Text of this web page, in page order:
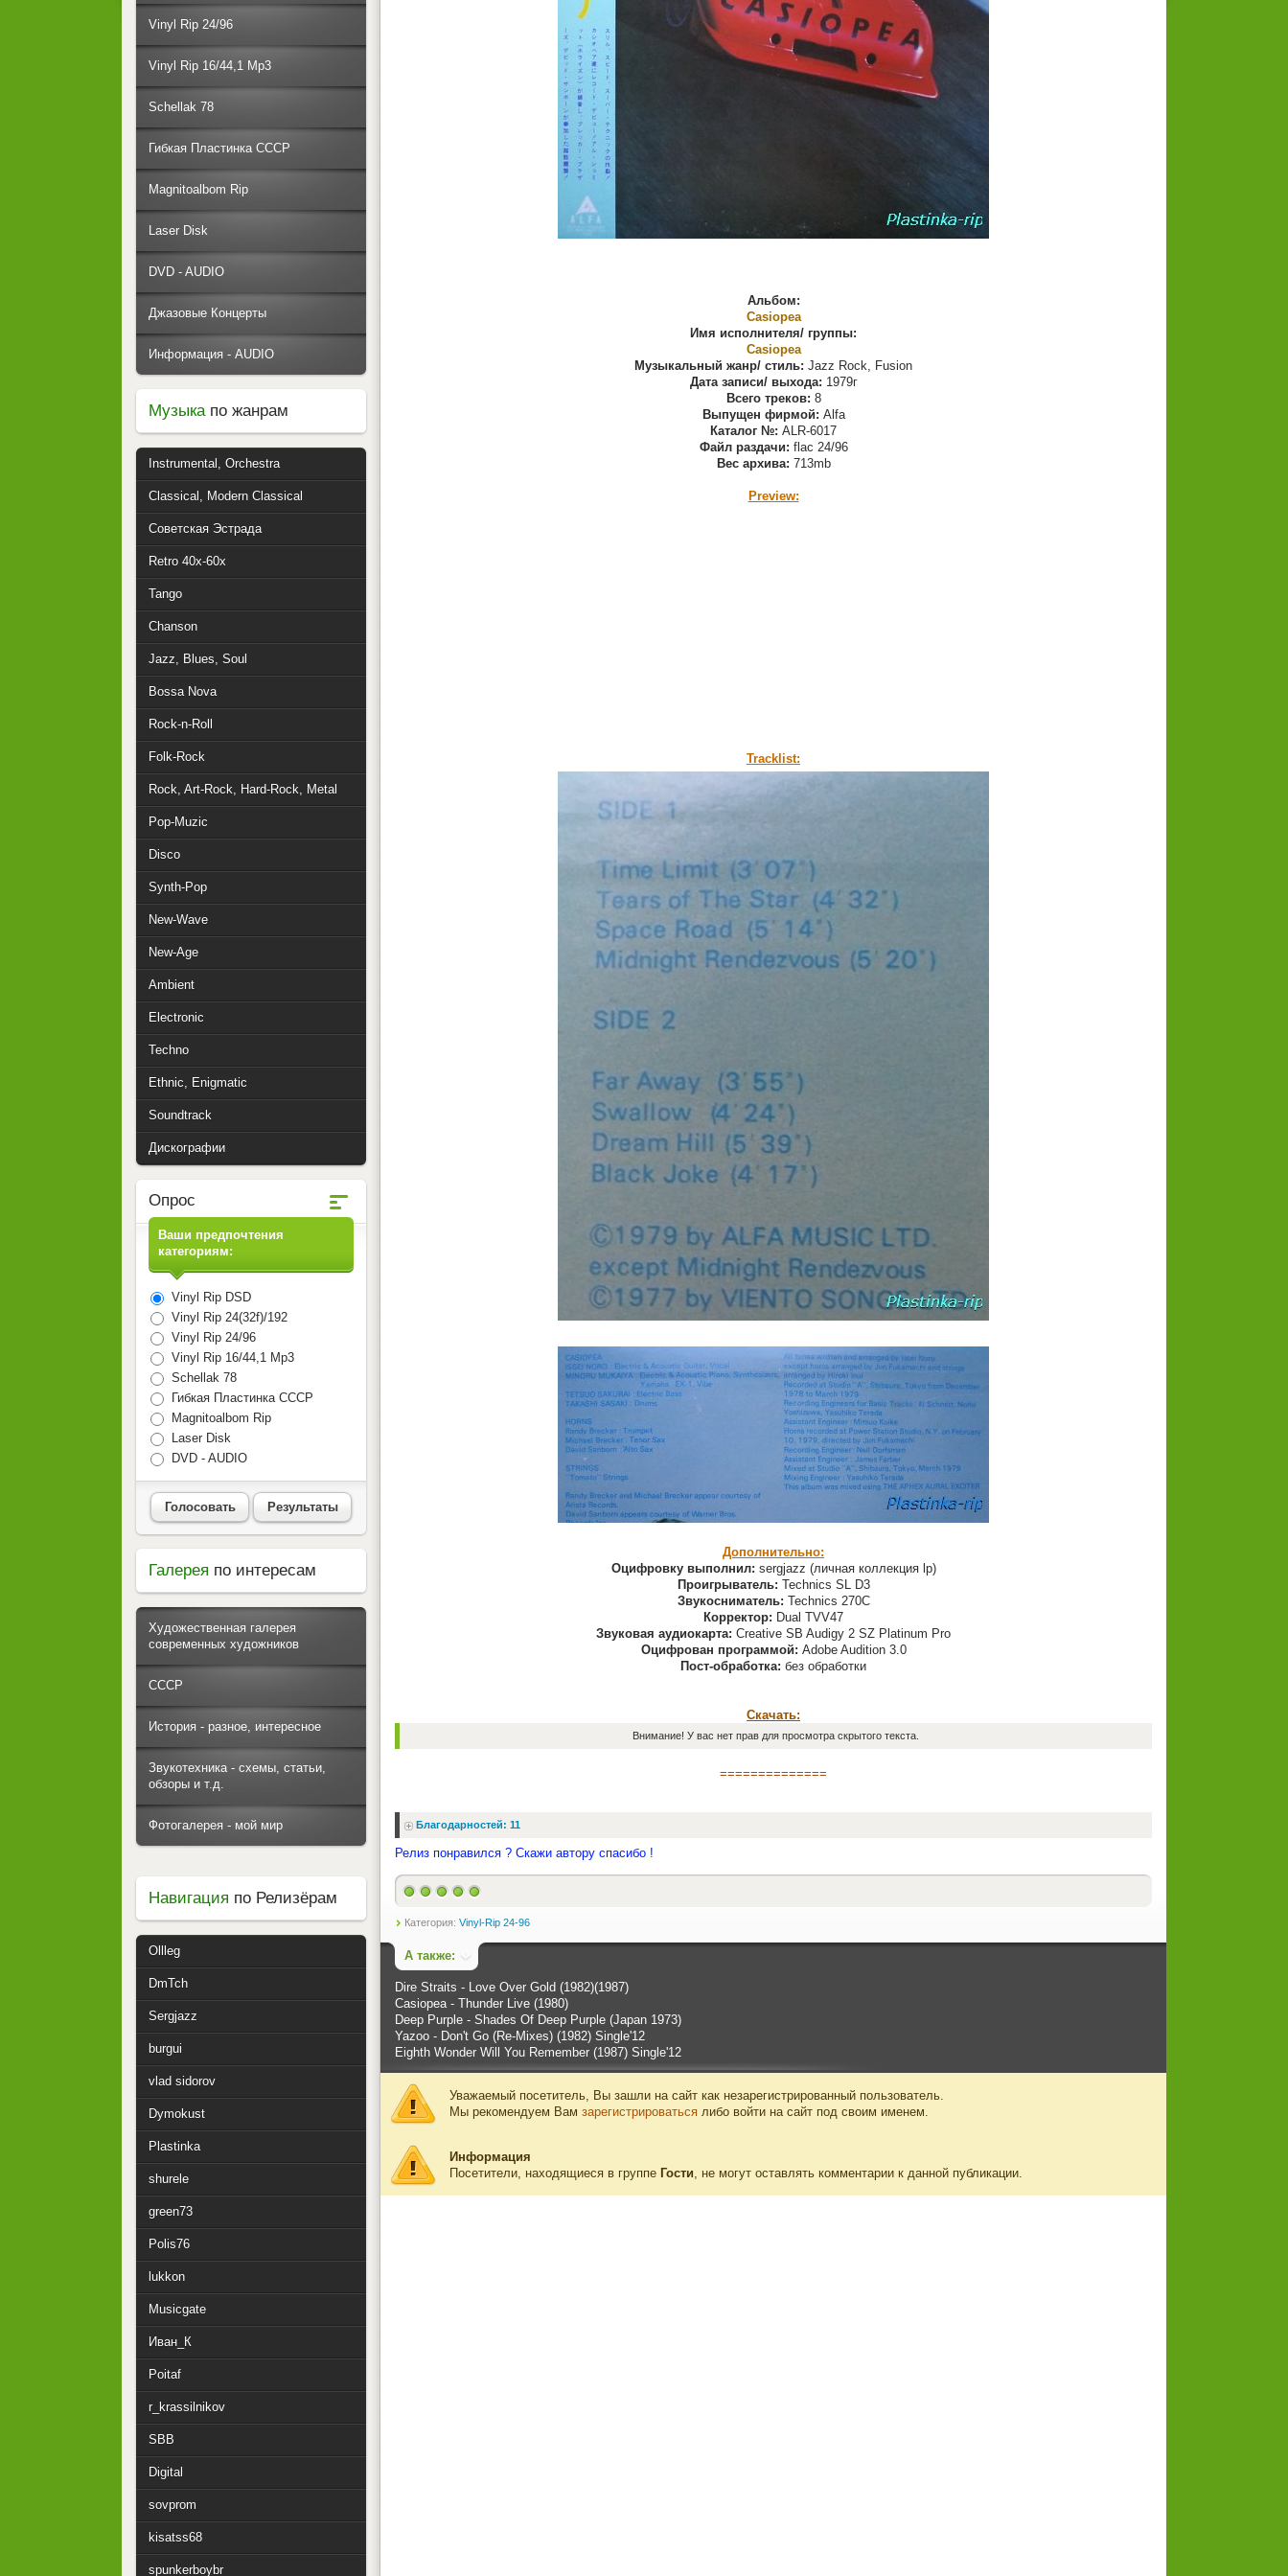
Альбом:
Casiopea
Имя исполнителя/ группы:
Casiopea
Музыкальный жанр/ стиль: Jazz Rock, Fusion
Дата записи/ выхода: 1979г
Всего треков: 8
Выпущен фирмой: Alfa
Каталог №: ALR-6017
Файл раздачи: flac 24/96
Вес архива: 713mb
Preview:
Tracklist:
Дополнительно:
Оцифровку выполнил: sergjazz (личная коллекция lp)
Проигрыватель: Technics SL D3
Звукосниматель: Technics 270C
Корректор: Dual TVV47
Звуковая аудиокарта: Creative SB Audigy 2 SZ Platinum Pro
Оцифрован программой: Adobe Audition 3.0
Пост-обработка: без обработки
Скачать:
Внимание! У вас нет прав для просмотра скрытого текста.
==============
Благодарностей: 11
Релиз понравился ? Скажи автору спасибо !
Категория: Vinyl-Rip 24-96
А также:
Dire Straits - Love Over Gold (1982)(1987)
Casiopea - Thunder Live (1980)
Deep Purple - Shades Of Deep Purple (Japan 1973)
Yazoo - Don't Go (Re-Mixes) (1982) Single'12
Eighth Wonder Will You Remember (1987) Single'12
Уважаемый посетитель, Вы зашли на сайт как незарегистрированный пользователь.
Мы рекомендуем Вам зарегистрироваться либо войти на сайт под своим именем.
Информация
Посетители, находящиеся в группе Гости, не могут оставлять комментарии к данной публикации.
Vinyl Rip 24/96
Vinyl Rip 16/44,1 Mp3
Schellak 78
Гибкая Пластинка СССР
Magnitoalbom Rip
Laser Disk
DVD - AUDIO
Джазовые Концерты
Информация - AUDIO
Музыкапо жанрам
Instrumental, Orchestra
Classical, Modern Classical
Советская Эстрада
Retro 40x-60x
Tango
Chanson
Jazz, Blues, Soul
Bossa Nova
Rock-n-Roll
Folk-Rock
Rock, Art-Rock, Hard-Rock, Metal
Pop-Muzic
Disco
Synth-Pop
New-Wave
New-Age
Ambient
Electronic
Techno
Ethnic, Enigmatic
Soundtrack
Дискографии
Опрос
Ваши предпочтения
категориям:
Vinyl Rip DSD
Vinyl Rip 24(32f)/192
Vinyl Rip 24/96
Vinyl Rip 16/44,1 Mp3
Schellak 78
Гибкая Пластинка СССР
Magnitoalbom Rip
Laser Disk
DVD - AUDIO
Голосовать Результаты
Галерея по интересам
Художественная галерея
современных художников
СССР
История - разное, интересное
Звукотехника - схемы, статьи,
обзоры и т.д.
Фотогалерея - мой мир
Навигация по Релизёрам
Ollleg
DmTch
Sergjazz
burgui
vlad sidorov
Dymokust
Plastinka
shurele
green73
Polis76
lukkon
Musicgate
Иван_К
Poitaf
r_krassilnikov
SBB
Digital
sovprom
kisatss68
spunkerboybr